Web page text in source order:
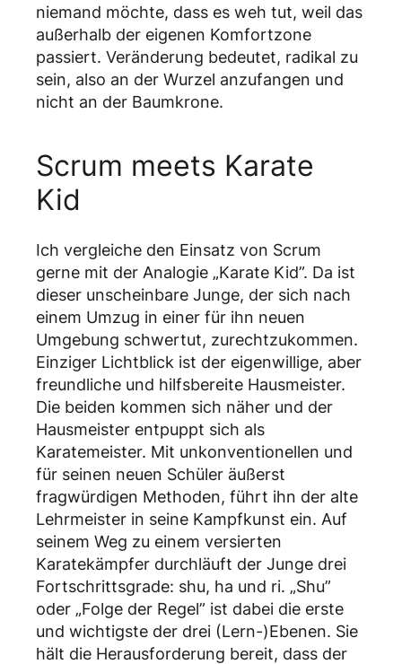
niemand möchte, dass es weh tut, weil das
außerhalb der eigenen Komfortzone
passiert. Veränderung bedeutet, radikal zu
sein, also an der Wurzel anzufangen und
nicht an der Baumkrone.
Scrum meets Karate
Kid
Ich vergleiche den Einsatz von Scrum
gerne mit der Analogie „Karate Kid”. Da ist
dieser unscheinbare Junge, der sich nach
einem Umzug in einer für ihn neuen
Umgebung schwertut, zurechtzukommen.
Einziger Lichtblick ist der eigenwillige, aber
freundliche und hilfsbereite Hausmeister.
Die beiden kommen sich näher und der
Hausmeister entpuppt sich als
Karatemeister. Mit unkonventionellen und
für seinen neuen Schüler äußerst
fragwürdigen Methoden, führt ihn der alte
Lehrmeister in seine Kampfkunst ein. Auf
seinem Weg zu einem versierten
Karatekämpfer durchläuft der Junge drei
Fortschrittsgrade: shu, ha und ri. „Shu”
oder „Folge der Regel” ist dabei die erste
und wichtigste der drei (Lern-)Ebenen. Sie
hält die Herausforderung bereit, dass der